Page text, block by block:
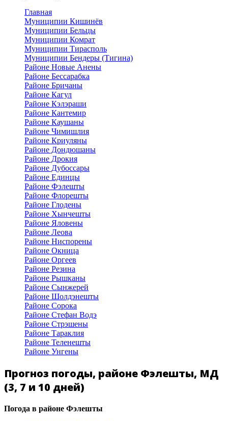
Главная
Муниципии Кишинёв
Муниципии Бельцы
Муниципии Комрат
Муниципии Тирасполь
Муниципии Бендеры (Тигина)
Районе Новые Анены
Районе Бессарабка
Районе Бричаны
Районе Кагул
Районе Кэлэраши
Районе Кантемир
Районе Каушаны
Районе Чимишлия
Районе Криуляны
Районе Дондюшаны
Районе Дрокия
Районе Дубоссары
Районе Единцы
Районе Фэлешты
Районе Флорешты
Районе Глодены
Районе Хынчешты
Районе Яловены
Районе Леова
Районе Ниспорены
Районе Окница
Районе Оргеев
Районе Резина
Районе Рышканы
Районе Сынжерей
Районе Шолдэнешты
Районе Сорока
Районе Стефан Водэ
Районе Стрэшены
Районе Тараклия
Районе Теленешты
Районе Унгены
Прогноз погоды, районе Фэлешты, МД
(3, 7 и 10 дней)
Погода в районе Фэлешты